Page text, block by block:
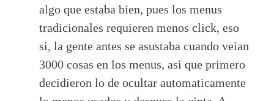
algo que estaba bien, pues los menus
tradicionales requieren menos click, eso
si, la gente antes se asustaba cuando veian
3000 cosas en los menus, asi que primero
decidieron lo de ocultar automaticamente